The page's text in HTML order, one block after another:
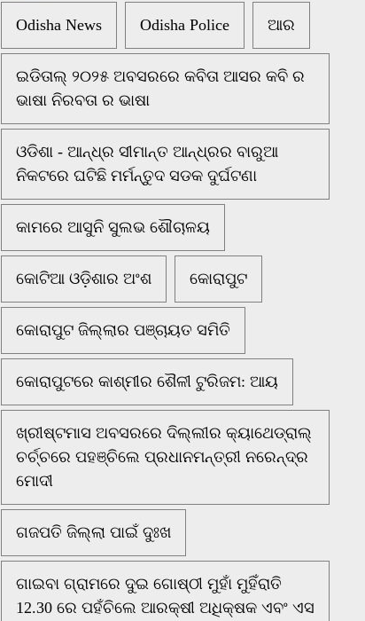
Odisha News Odisha Police ଆର
ଇଡିତାଲ୍ ୨୦୨୫ ଅବସରରେ କବିତା ଆସର କବି ର
ଭାଷା ନିରବତା ର ଭାଷା
ଓଡିଶା - ଆନ୍ଧ୍ର ସୀମାନ୍ତ ଆନ୍ଧ୍ରର ବାରୁଆ
ନିକଟରେ ଘଟିଛି ମର୍ମନ୍ତୁଦ ସଡକ ଦୁର୍ଘଟଣା
କାମରେ ଆସୁନି ସୁଲଭ ଶୌଚାଳୟ
କୋଟିଆ ଓଡ଼ିଶାର ଅଂଶ କୋରାପୁଟ
କୋରାପୁଟ ଜିଲ୍ଲାର ପଞ୍ଚାୟତ ସମିତି
କୋରାପୁଟରେ କାଶ୍ମୀର ଶୈଳୀ ଟୁରିଜମ: ଆୟ
ଖ୍ରୀଷ୍ଟମାସ ଅବସରରେ ଦିଲ୍ଲୀର କ୍ୟାଥେଡ୍ରାଲ୍
ଚର୍ଚ୍ଚରେ ପହଞ୍ଚିଲେ ପ୍ରଧାନମନ୍ତ୍ରୀ ନରେନ୍ଦ୍ର
ମୋଦୀ
ଗଜପତି ଜିଲ୍ଲା ପାଇଁ ଦୁଃଖ
ଗାଇବା ଗ୍ରାମରେ ଦୁଇ ଗୋଷ୍ଠୀ ମୁହାଁ ମୁହିଁରାତି
12.30 ରେ ପହଁଚିଲେ ଆରକ୍ଷୀ ଅଧିକ୍ଷକ ଏବଂ ଏସ